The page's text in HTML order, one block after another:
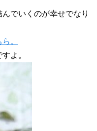
でいくのが幸せでなり
。
よ。